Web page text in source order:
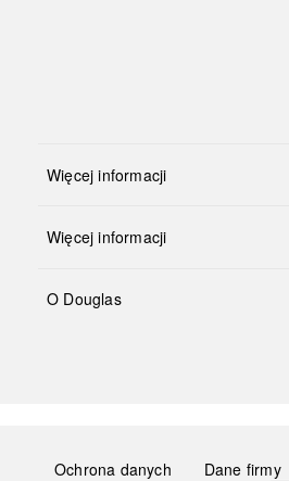
Więcej informacji
Więcej informacji
O Douglas
Ochrona danych Dane firmy